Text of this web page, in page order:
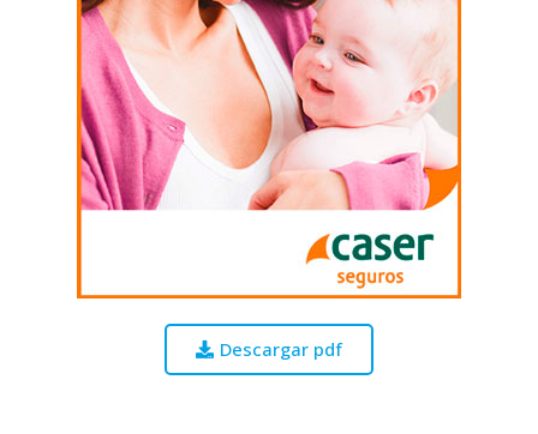
Descargar pdf